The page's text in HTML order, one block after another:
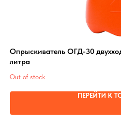
Опрыскиватель ОГД-30
литра
Out of stock
ПЕРЕЙТИ К